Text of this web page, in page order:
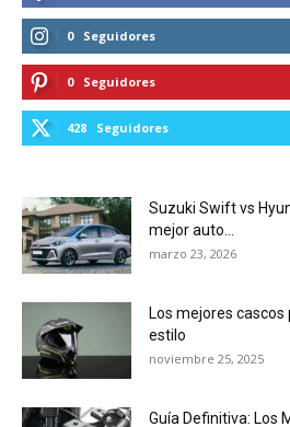
0 Seguidores
0 Seguidores
428 Seguidores
Suzuki Swift vs
mejor auto...
marzo 23, 2026
Los mejores
estilo
noviembre 25, 2025
Guía Definitiva: Los